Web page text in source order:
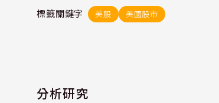
標籤關鍵字 美股 美國股市
分析研究